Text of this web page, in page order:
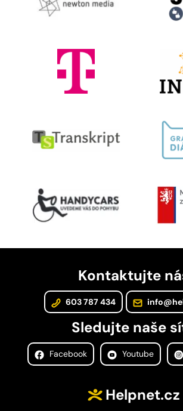
Helpnet.cz
Kontaktujte
603 787 434
Sledujte naše
Facebook Youtube